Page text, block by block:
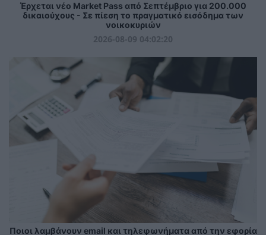
Έρχεται νέο Market Pass από Σεπτέμβριο για 200.000
δικαιούχους - Σε πίεση το πραγματικό εισόδημα των
νοικοκυριών
2026-08-09 04:02:20
Ποιοι λαμβάνουν email και τηλεφωνήματα από την εφορία